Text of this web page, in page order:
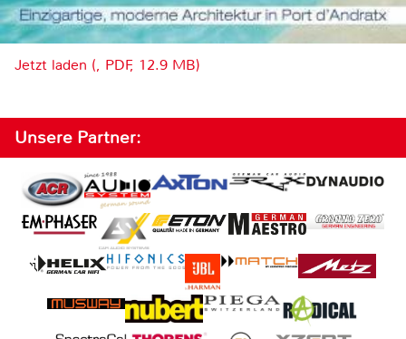
Jetzt laden (, PDF, 12.9 MB)
Unsere Partner: